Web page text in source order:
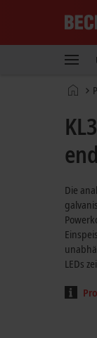
New
Startseite
Die
LEDs